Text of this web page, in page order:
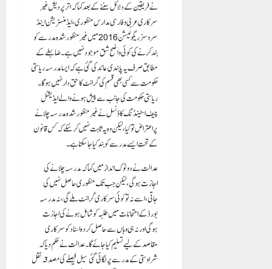
نے فریقین کے دلائل سننے کے بعد کہا کہ اتر پردیش غیر
سرکاری عربی و فارسی مدارس منظوری، ایڈمنسٹریشن اینڈ
سروسز ریگولیشن 2016 میں غیر منظور شدہ مدرسے کو
بند کرنے کی کوئی واضح شق موجود نہیں ہے۔ ضابطے کے
مطابق صرف یہ پابندی عائد کی گئی ہے کہ ایسا مدرسہ ریاستی
حکومت سے کسی بھی قسم کی گرانٹ کا حق دار نہیں ہوگا۔
ریاستی حکومت کی جانب سے پیش ہونے والے ایڈیشنل
چیف اسٹینڈنگ کاؤنسل نے غیر منظور شدہ مدرسہ چلانے
پر اعتراض تو کیا، لیکن وہ یہ ثابت نہیں کر سکے کہ کس قانون
کے تحت ایسے مدرسے کو بند کیا جا سکتا ہے۔
عدالت نے دوٹوک انداز میں کہا کہ مدرسہ چلانے کی
اجازت ہوگی، لیکن جب تک منظوری حاصل نہیں کی
جاتی، اسے نہ تو کوئی سرکاری گرانٹ ملے گی، نہ مدرسہ
بورڈ کے امتحانات میں طلبہ کو شامل ہونے کی اجازت
ہوگی اور نہ ہی وہاں سے حاصل کردہ اسناد کو سرکاری
مقاصد کے لیے تسلیم کیا جائے گا۔ عدالت نے حکم دیا کہ
شراوستی کے مدرسے پر لگائی گئی سیل فیصلے کی مصدقہ نقل